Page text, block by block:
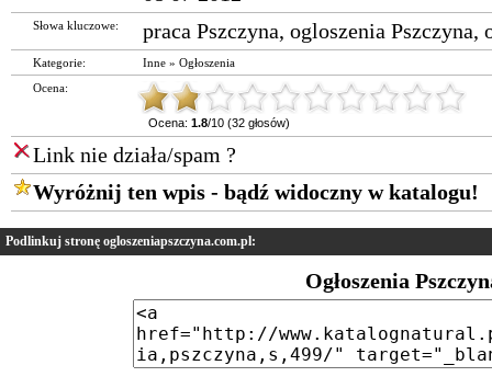
Słowa kluczowe: praca Pszczyna, ogloszenia Pszczyna,
Kategorie: Inne » Ogłoszenia
Ocena:
Ocena: 1.8/10 (32 głosów)
Link nie działa/spam ?
Wyróżnij ten wpis - bądź widoczny w katalogu!
Podlinkuj stronę ogloszeniapszczyna.com.pl:
Ogłoszenia